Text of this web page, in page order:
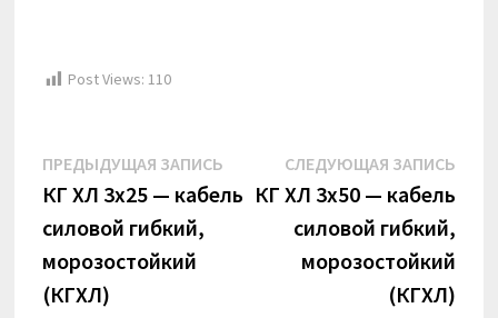
Post Views: 110
Навигация
по
записям
ПРЕДЫДУЩАЯ ЗАПИСЬ Предыдущая
запись:
КГ ХЛ 3х25 — кабель
силовой гибкий,
морозостойкий
(КГХЛ)
СЛЕДУЮЩАЯ ЗАПИСЬ
КГ ХЛ 3х50 — кабель
силовой гибкий,
морозостойкий
(КГХЛ)